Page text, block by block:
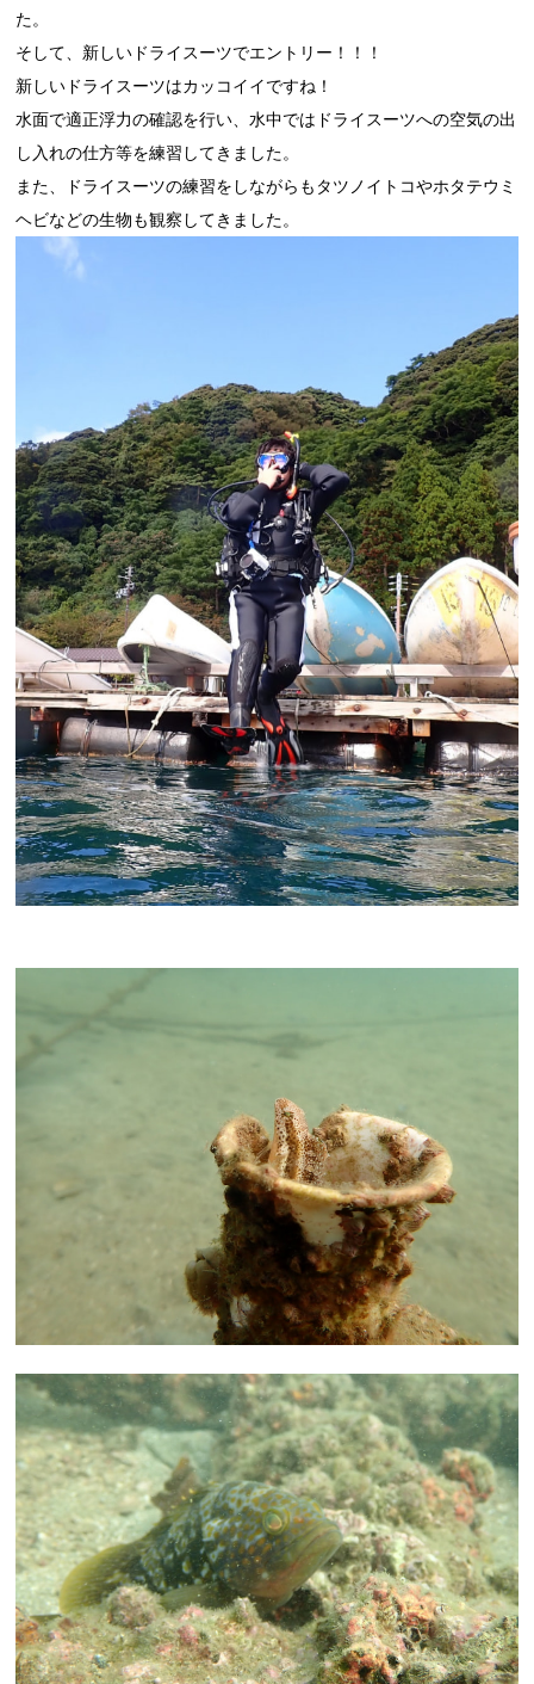
た。
そして、新しいドライスーツでエントリー！！！
新しいドライスーツはカッコイイですね！
水面で適正浮力の確認を行い、水中ではドライスーツへの空気の出
し入れの仕方等を練習してきました。
また、ドライスーツの練習をしながらもタツノイトコやホタテウミ
ヘビなどの生物も観察してきました。